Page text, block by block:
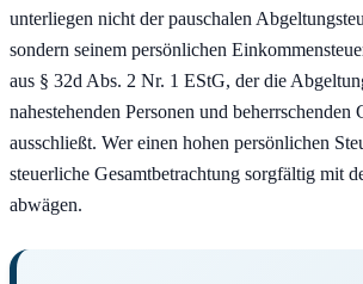
unterliegen nicht der pauschalen
sondern seinem persönlichen
aus § 32d Abs. 2 Nr. 1 EStG, der die
nahestehenden Personen und beherrschenden
ausschließt. Wer einen hohen persönlichen
steuerliche Gesamtbetrachtung sorgfältig mit
abwägen.